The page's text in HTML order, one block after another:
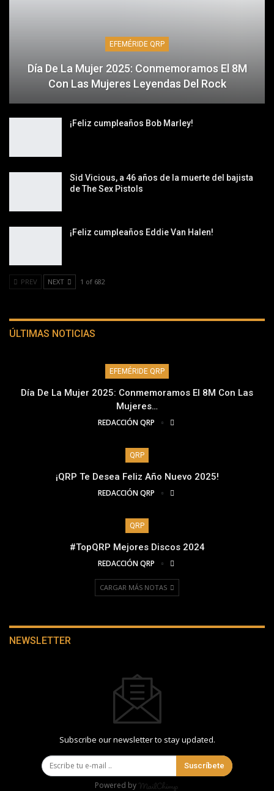
EFEMÉRIDE QRP
Día De La Mujer 2025: Conmemoramos El 8M
Con Las Mujeres Leyendas Del Rock
¡Feliz cumpleaños Bob Marley!
Sid Vicious, a 46 años de la muerte del bajista
de The Sex Pistols
¡Feliz cumpleaños Eddie Van Halen!
PREV NEXT 1 of 682
ÚLTIMAS NOTICIAS
EFEMÉRIDE QRP
Día De La Mujer 2025: Conmemoramos El 8M Con Las
Mujeres…
REDACCIÓN QRP
QRP
¡QRP Te Desea Feliz Año Nuevo 2025!
REDACCIÓN QRP
QRP
#TopQRP Mejores Discos 2024
REDACCIÓN QRP
CARGAR MÁS NOTAS
NEWSLETTER
Subscribe our newsletter to stay updated.
Suscríbete
Powered by